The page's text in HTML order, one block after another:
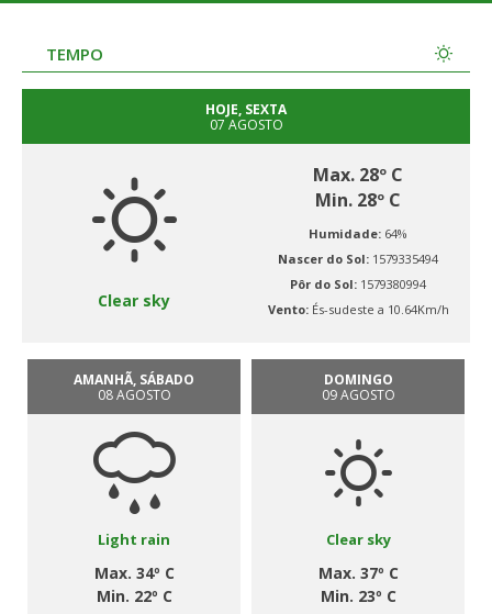
TEMPO
HOJE, SEXTA
07 AGOSTO
Clear sky
Max. 28º C
Min. 28º C
Humidade: 64%
Nascer do Sol: 1579335494
Pôr do Sol: 1579380994
Vento: És-sudeste a 10.64Km/h
AMANHÃ, SÁBADO
08 AGOSTO
Light rain
Max. 34º C
Min. 22º C
DOMINGO
09 AGOSTO
Clear sky
Max. 37º C
Min. 23º C